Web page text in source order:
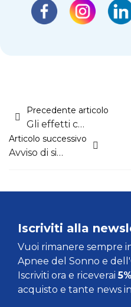
Precedente articolo
Gli effetti collaterali della terapia CPAP: Quali sono e come risolverli
Articolo successivo
Avviso di sicurezza Philips: cosa devi sapere?
Iscriviti alla
Vuoi rimanere sempre
Apnee del Sonno e
Iscriviti ora e riceverai
acquisto e tante news